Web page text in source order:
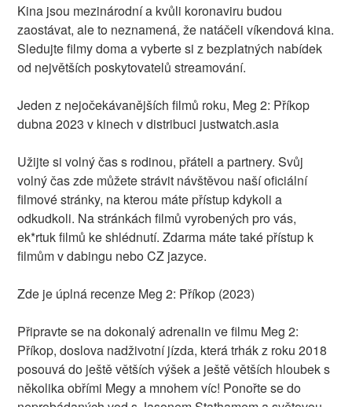
Kina jsou mezinárodní a kvůli koronaviru budou
zaostávat, ale to neznamená, že natáčeli víkendová kina.
Sledujte filmy doma a vyberte si z bezplatných nabídek
od největších poskytovatelů streamování.
Jeden z nejočekávanějších filmů roku, Meg 2: Příkop
dubna 2023 v kinech v distribuci justwatch.asia
Užijte si volný čas s rodinou, přáteli a partnery. Svůj
volný čas zde můžete strávit návštěvou naší oficiální
filmové stránky, na kterou máte přístup kdykoli a
odkudkoli. Na stránkách filmů vyrobených pro vás,
ek*rtuk filmů ke shlédnutí. Zdarma máte také přístup k
filmům v dabingu nebo CZ jazyce.
Zde je úplná recenze Meg 2: Příkop (2023)
Připravte se na dokonalý adrenalin ve filmu Meg 2:
Příkop, doslova nadživotní jízda, která trhák z roku 2018
posouvá do ještě větších výšek a ještě větších hloubek s
několika obřími Megy a mnohem víc! Ponořte se do